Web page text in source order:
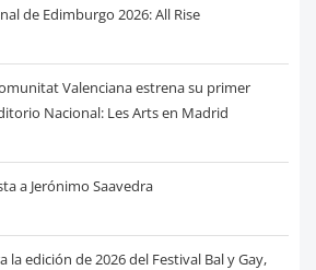
de Edimburgo 2026: All Rise
Valenciana estrena su primer
Nacional: Les Arts en Madrid
a Jerónimo Saavedra
la edición de 2026 del Festival Bal y Gay,